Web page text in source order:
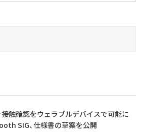
接触確認をウェラブルデバイスで可能に
SIG、仕様書の草案を公開